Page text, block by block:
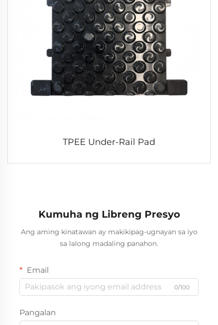
TPEE Under-Rail Pad
Kumuha ng Libreng Presyo
Ang aming kinatawan ay makikipag-ugnayan sa iyo
sa lalong madaling panahon.
Email
0/100
Pangalan